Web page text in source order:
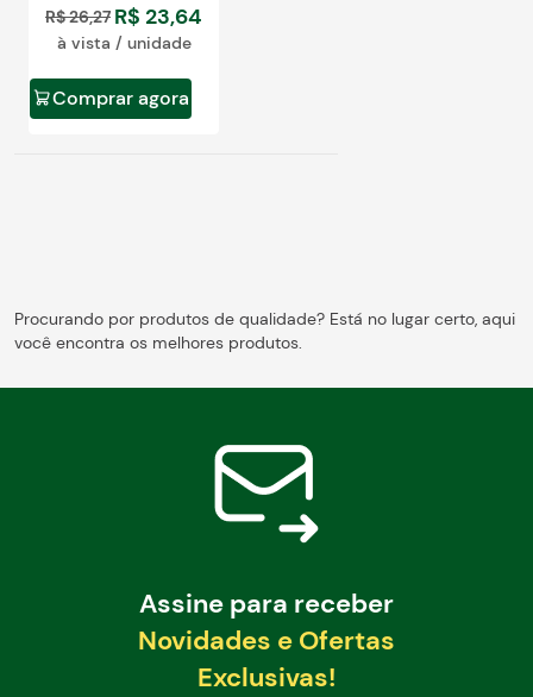
R$26,27 R$ 23,64
à vista / unidade
Comprar agora
Procurando por produtos de qualidade? Está no lugar certo, aqui
você encontra os melhores produtos.
Assine para receber
Novidades e Ofertas
Exclusivas!